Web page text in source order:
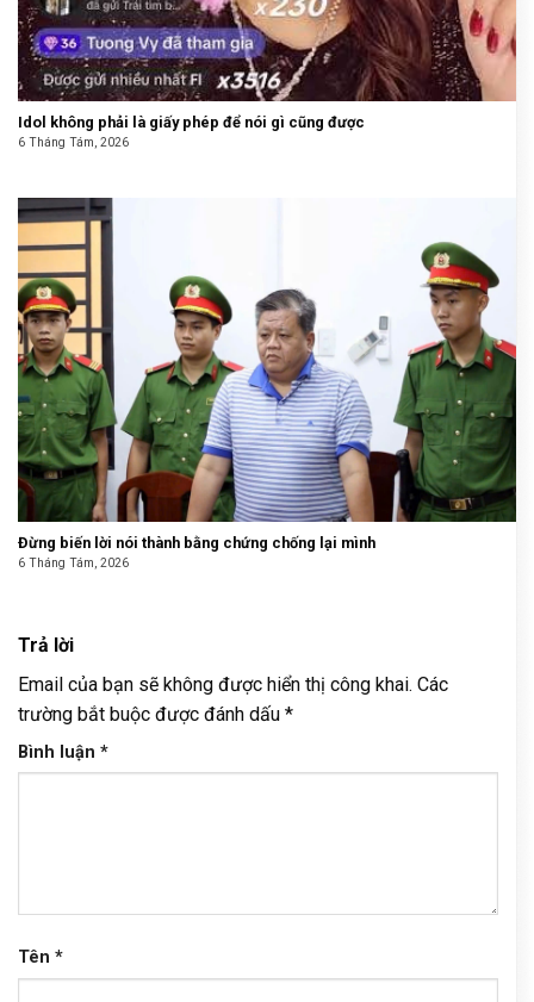
Idol không phải là giấy phép để nói gì cũng được
6 Tháng Tám, 2026
Đừng biến lời nói thành bằng chứng chống lại mình
6 Tháng Tám, 2026
Trả lời
Email của bạn sẽ không được hiển thị công khai. Các
trường bắt buộc được đánh dấu *
Bình luận *
Tên *